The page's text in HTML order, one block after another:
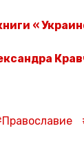
«
Православие